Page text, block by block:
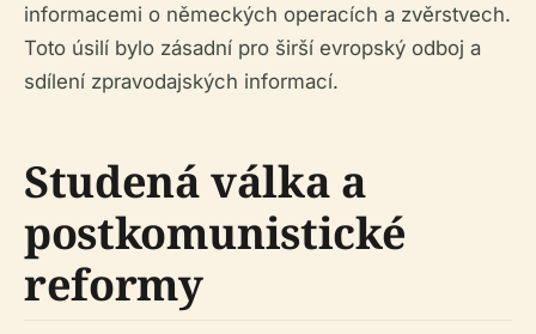
informacemi o německých operacích a zvěrstvech.
Toto úsilí bylo zásadní pro širší evropský odboj a
sdílení zpravodajských informací.
Studená válka a
postkomunistické
reformy